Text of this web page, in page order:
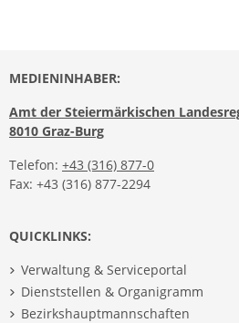
MEDIENINHABER:
Amt der Steiermärkischen
8010 Graz-Burg
Telefon: +43 (316) 877-0
Fax: +43 (316) 877-2294
QUICKLINKS:
Verwaltung & Serviceportal
Dienststellen & Organigramm
Bezirkshauptmannschaften